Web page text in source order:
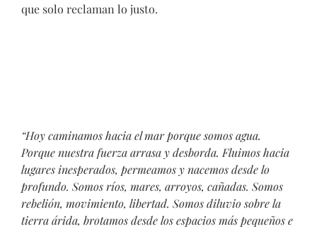
que solo reclaman lo justo.
“Hoy caminamos hacia el mar porque somos agua.
Porque nuestra fuerza arrasa y desborda. Fluimos hacia
lugares inesperados, permeamos y nacemos desde lo
profundo. Somos ríos, mares, arroyos, cañadas. Somos
rebelión, movimiento, libertad. Somos diluvio sobre la
tierra árida, brotamos desde los espacios más pequeños e